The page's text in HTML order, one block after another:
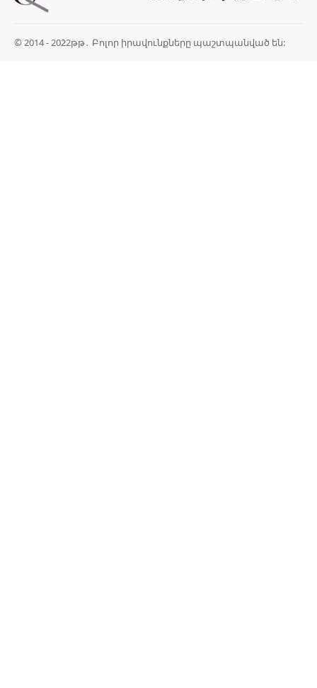
© 2014 - 2022թթ․ Բոլոր իրավունքները պաշտպանված են: